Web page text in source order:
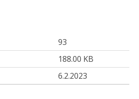
93
188.00 KB
6.2.2023